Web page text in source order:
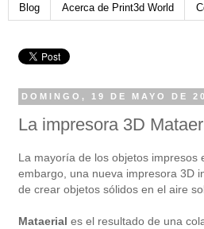
Blog Acerca de Print3d World
DOMINGO, 19 DE MAYO DE
La impresora 3D
La mayoría de los objetos impresos
embargo, una nueva impresora 3D
de crear objetos sólidos en el aire
Mataerial es el resultado de una